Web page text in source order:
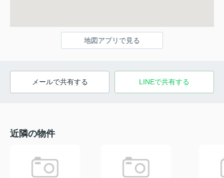
地図アプリで見る
メールで共有する LINEで共有する
近隣の物件